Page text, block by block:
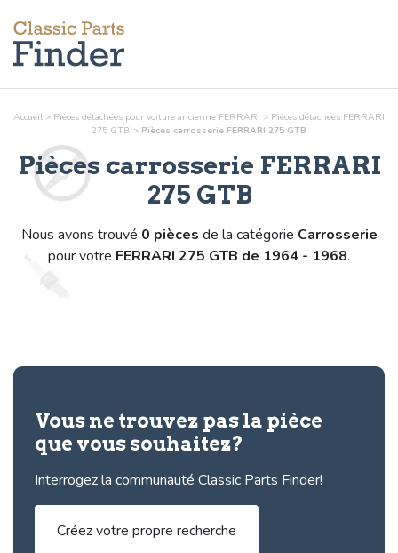
Accueil > Pièces détachées pour voiture ancienne FERRARI > Pièces détachées FERRARI
275 GTB > Pièces carrosserie FERRARI 275 GTB
Pièces carrosserie FERRARI
275 GTB
Nous avons trouvé 0 pièces de la catégorie Carrosserie
pour votre FERRARI 275 GTB de 1964 - 1968.
Vous ne trouvez pas la pièce
que vous souhaitez?
Interrogez la communauté Classic Parts Finder!
Créez votre propre recherche